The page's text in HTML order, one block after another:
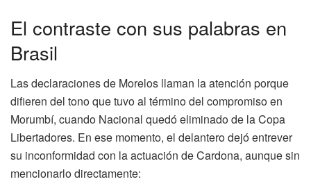
El contraste con sus palabras en
Brasil
Las declaraciones de Morelos llaman la atención porque
difieren del tono que tuvo al término del compromiso en
Morumbí, cuando Nacional quedó eliminado de la Copa
Libertadores. En ese momento, el delantero dejó entrever
su inconformidad con la actuación de Cardona, aunque sin
mencionarlo directamente: